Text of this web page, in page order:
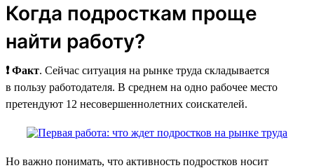
Когда подросткам проще
найти работу?
❗ Факт. Сейчас ситуация на рынке труда складывается
в пользу работодателя. В среднем на одно рабочее место
претендуют 12 несовершеннолетних соискателей.
Но важно понимать, что активность подростков носит